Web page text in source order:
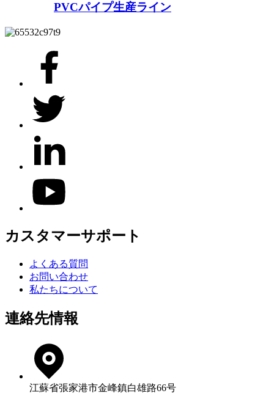
PVCパイプ生産ライン
カスタマーサポート
よくある質問
お問い合わせ
私たちについて
連絡先情報
江蘇省張家港市金峰鎮白雄路66号